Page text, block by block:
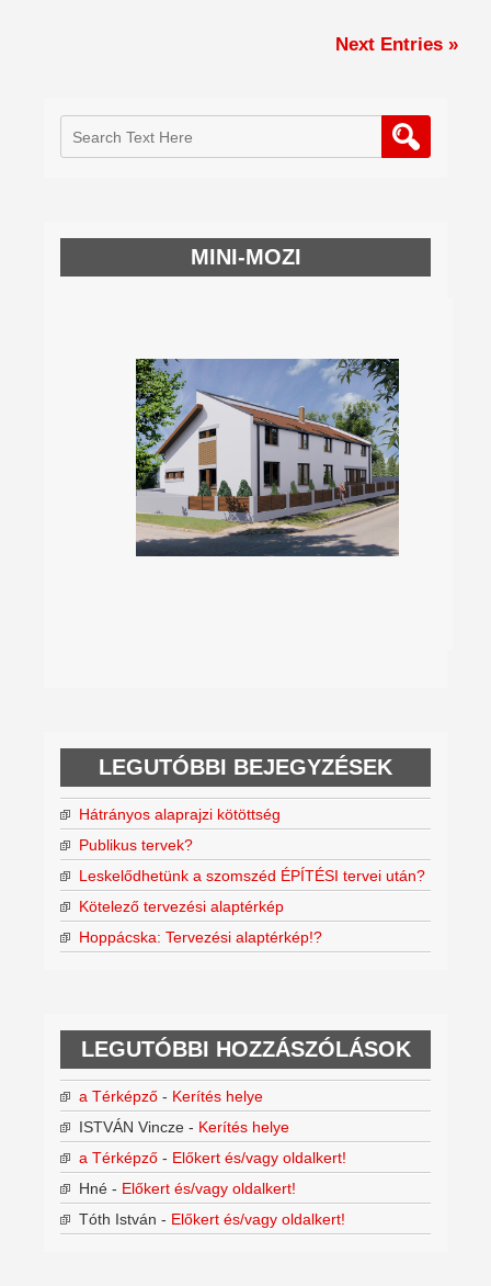
Next Entries »
MINI-MOZI
LEGUTÓBBI BEJEGYZÉSEK
Hátrányos alaprajzi kötöttség
Publikus tervek?
Leskelődhetünk a szomszéd ÉPÍTÉSI tervei után?
Kötelező tervezési alaptérkép
Hoppácska: Tervezési alaptérkép!?
LEGUTÓBBI HOZZÁSZÓLÁSOK
a Térképző - Kerítés helye
ISTVÁN Vincze - Kerítés helye
a Térképző - Előkert és/vagy oldalkert!
Hné - Előkert és/vagy oldalkert!
Tóth István - Előkert és/vagy oldalkert!